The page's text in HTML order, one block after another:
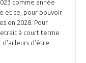
comme année
et ce, pour pouvoir
en 2028. Pour
à court terme
d'ailleurs d'être